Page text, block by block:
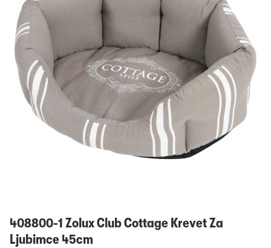
Prijavi se
408800-1 Zolux Club Cottage Krevet Za
Ljubimce 45cm